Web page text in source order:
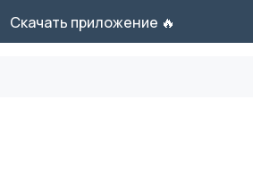
Скачать приложение 🔥